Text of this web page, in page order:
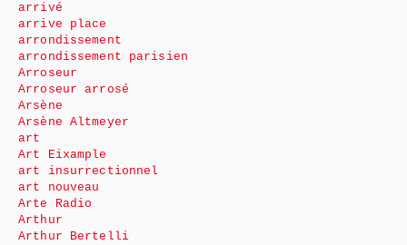
arrivé
arrive place
arrondissement
arrondissement parisien
Arroseur
Arroseur arrosé
Arsène
Arsène Altmeyer
art
Art Eixample
art insurrectionnel
art nouveau
Arte Radio
Arthur
Arthur Bertelli